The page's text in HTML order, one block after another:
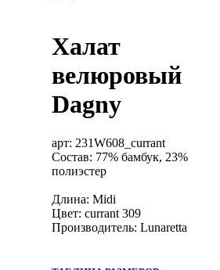
Халат
велюровый
Dagny
арт: 231W608_currant
Состав: 77% бамбук, 23%
полиэстер
Длина: Midi
Цвет: currant 309
Производитель: Lunaretta